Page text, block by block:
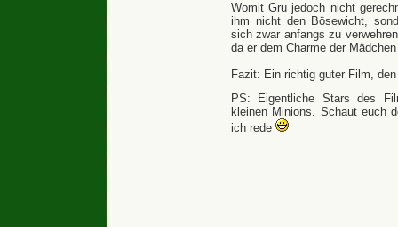
Womit Gru jedoch nicht
ihm nicht den Bösewicht,
sich zwar anfangs zu
da er dem Charme der
Fazit: Ein richtig guter Film,
PS: Eigentliche Stars des
kleinen Minions. Schaut euch
ich rede